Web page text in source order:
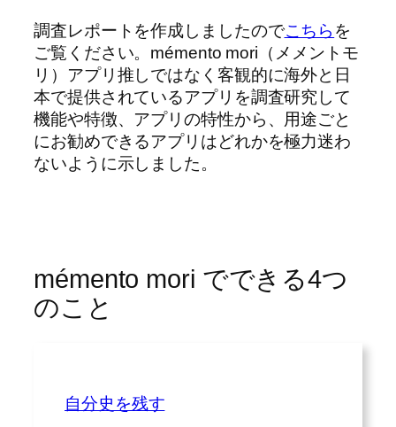
調査レポートを作成しましたのでこちら を
ご覧ください。mémento mori（メメントモ
リ）アプリ推しではなく客観的に海外と日
本で提供されているアプリを調査研究して
機能や特徴、アプリの特性から、用途ごと
にお勧めできるアプリはどれかを極力迷わ
ないように示しました。
mémento mori でできる4つ
のこと
自分史を残す